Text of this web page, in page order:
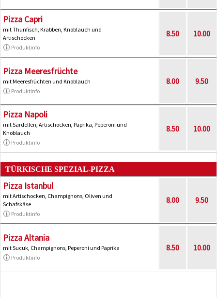
Pizza Capri
mit Thunfisch, Krabben, Knoblauch und
Artischocken
Produktinfo
8.50 10.00
Pizza Meeresfrüchte
mit Meeresfrüchten und Knoblauch
Produktinfo
8.00 9.50
Pizza Napoli
mit Sardellen, Artischocken, Paprika, Peperoni und
Knoblauch
Produktinfo
8.50 10.00
TÜRKISCHE SPEZIAL-PIZZA
Pizza Istanbul
mit Artischocken, Champignons, Oliven und
Schafskäse
Produktinfo
8.00 9.50
Pizza Altania
mit Sucuk, Champignons, Peperoni und Paprika
Produktinfo
8.50 10.00